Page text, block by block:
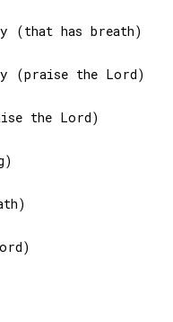
(that has breath)
(praise the Lord)
the Lord)